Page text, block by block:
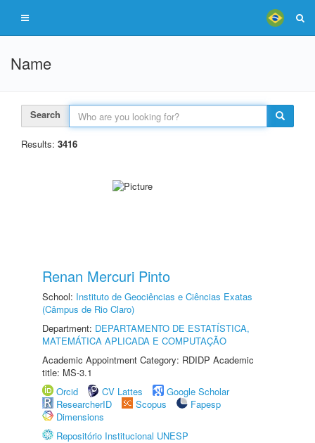
Name
Search
Results: 3416
Renan Mercuri Pinto
School: Instituto de Geociências e Ciências Exatas
(Câmpus de Rio Claro)
Department: DEPARTAMENTO DE ESTATÍSTICA,
MATEMÁTICA APLICADA E COMPUTAÇÃO
Academic Appointment Category: RDIDP Academic
title: MS-3.1
Orcid
CV Lattes
Google Scholar
ResearcherID
Scopus
Fapesp
Dimensions
Repositório Institucional UNESP